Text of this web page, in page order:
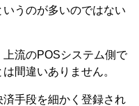
うのが多いのではない
流のPOSシステム側で
間違いありません。
手段を細かく登録され